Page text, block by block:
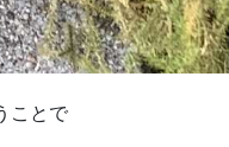
ことで